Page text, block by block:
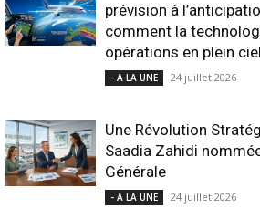
prévision à
comment la
opérations en plein
- A LA UNE 24 juillet 2026
Une Révolution
Saadia Zahidi
Générale
- A LA UNE 24 juillet 2026